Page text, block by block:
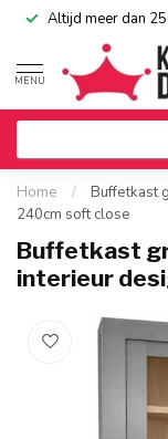
Altijd meer dan
MENU
Home /
Buffetkast
240cm soft close
Buffetkast
interieur